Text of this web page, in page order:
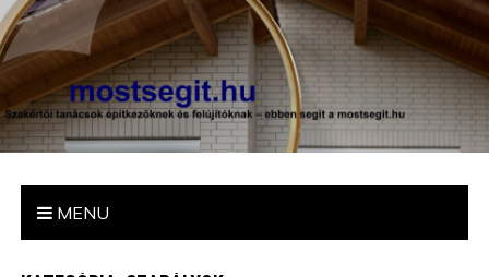
mostsegit.hu
Szakértői tanácsok építkezőknek és felújítóknak – ebben segít
a mostsegit.hu
MENU